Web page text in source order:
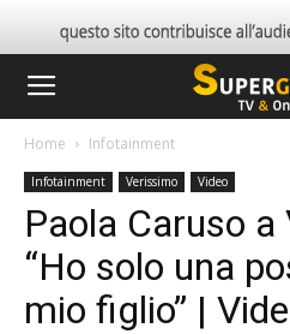
Home Infotainment
Infotainment Verissimo Video
Paola Caruso a
“Ho solo una
mio figlio” |